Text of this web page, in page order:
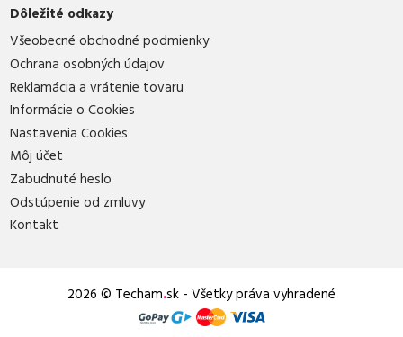
Dôležité odkazy
Všeobecné obchodné podmienky
Ochrana osobných údajov
Reklamácia a vrátenie tovaru
Informácie o Cookies
Nastavenia Cookies
Môj účet
Zabudnuté heslo
Odstúpenie od zmluvy
Kontakt
2026 © Techam.sk - Všetky práva vyhradené